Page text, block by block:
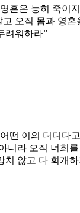
혼은 능히 죽이
오직 몸과 영혼
려워하라”
떤 이의 더디다
니라 오직 너희
치 않고 다 회개